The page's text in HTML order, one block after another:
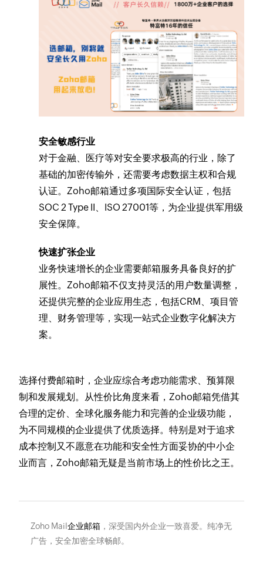
安全敏感行业
对于金融、医疗等对安全要求极高的行业，除了
基础的加密传输外，还需要考虑数据主权和合规
认证。Zoho邮箱通过多项国际安全认证，包括
SOC 2 Type II、ISO 27001等，为企业提供军用级
安全保障。
快速扩张企业
业务快速增长的企业需要邮箱服务具备良好的扩
展性。Zoho邮箱不仅支持灵活的用户数量调整，
还提供完整的企业应用生态，包括CRM、项目管
理、财务管理等，实现一站式企业数字化解决方
案。
选择付费邮箱时，企业应综合考虑功能需求、预算限
制和发展规划。从性价比角度来看，Zoho邮箱凭借其
合理的定价、全球化服务能力和完善的企业级功能，
为不同规模的企业提供了优质选择。特别是对于追求
成本控制又不愿意在功能和安全性方面妥协的中小企
业而言，Zoho邮箱无疑是当前市场上的性价比之王。
Zoho Mail企业邮箱，深受国内外企业一致喜爱。纯净无
广告，安全加密全球畅邮。